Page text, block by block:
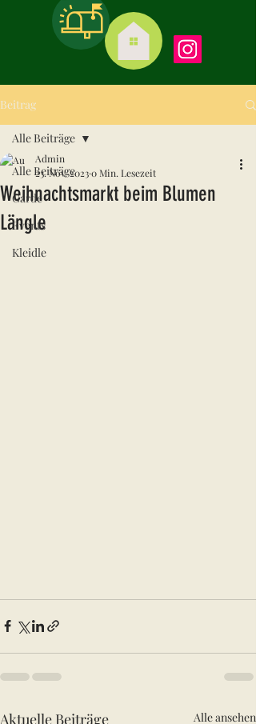
Beitrag
Alle Beiträge
Garde
Events
Kleidle
Alle Beiträge
Weihnachtsmarkt beim Blumen
Längle
Admin
23. Nov. 20230 Min. Lesezeit
Aktuelle Beiträge Alle ansehen